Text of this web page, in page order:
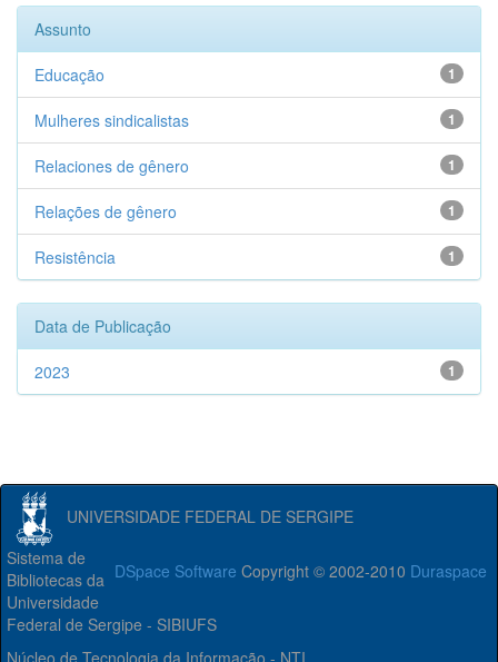
Assunto
1
Educação
1
Mulheres sindicalistas
1
Relaciones de gênero
1
Relações de gênero
1
Resistência
Data de Publicação
1
2023
UNIVERSIDADE FEDERAL DE SERGIPE
DSpace Software Copyright © 2002-2010 Duraspace
Sistema de
Bibliotecas da
Universidade
Federal de Sergipe - SIBIUFS
Núcleo de Tecnologia da Informação - NTI